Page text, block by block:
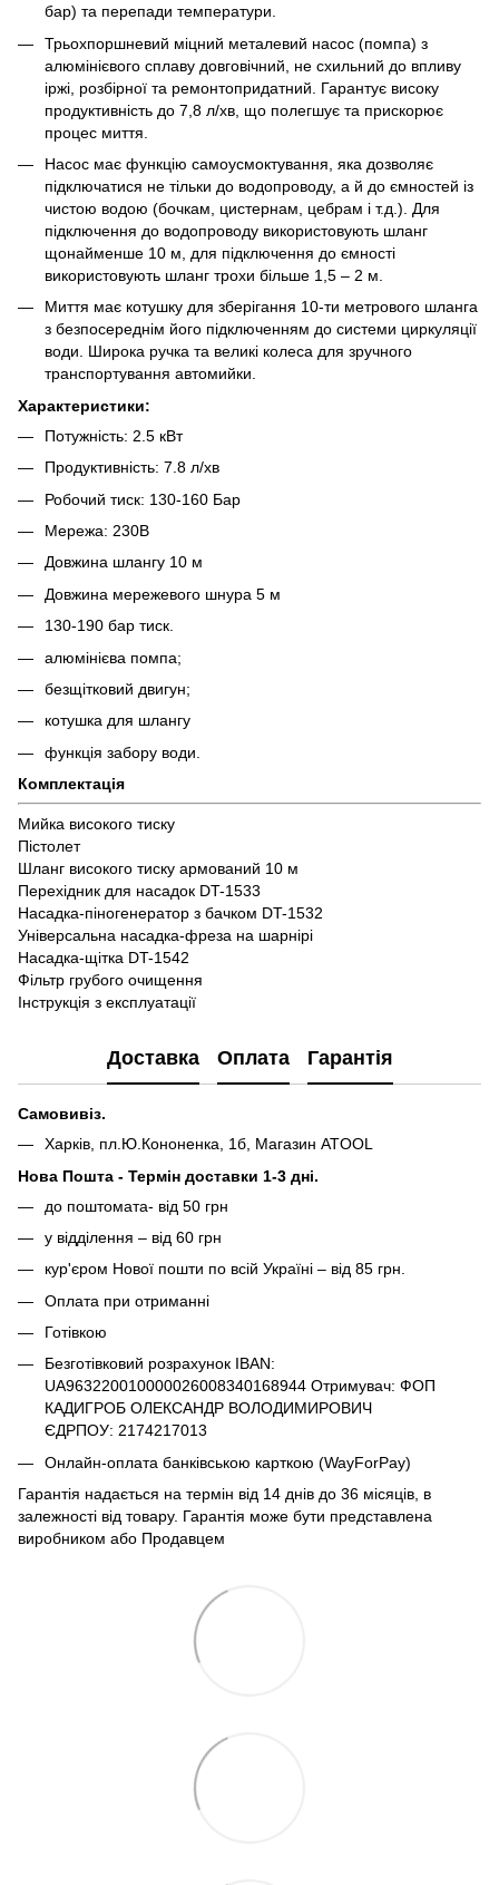
бар) та перепади температури.
Трьохпоршневий міцний металевий насос (помпа) з
алюмінієвого сплаву довговічний, не схильний до впливу
іржі, розбірної та ремонтопридатний. Гарантує високу
продуктивність до 7,8 л/хв, що полегшує та прискорює
процес миття.
Насос має функцію самоусмоктування, яка дозволяє
підключатися не тільки до водопроводу, а й до ємностей із
чистою водою (бочкам, цистернам, цебрам і т.д.). Для
підключення до водопроводу використовують шланг
щонайменше 10 м, для підключення до ємності
використовують шланг трохи більше 1,5 – 2 м.
Миття має котушку для зберігання 10-ти метрового шланга
з безпосереднім його підключенням до системи циркуляції
води. Широка ручка та великі колеса для зручного
транспортування автомийки.
Характеристики:
Потужність: 2.5 кВт
Продуктивність: 7.8 л/хв
Робочий тиск: 130-160 Бар
Мережа: 230В
Довжина шлангу 10 м
Довжина мережевого шнура 5 м
130-190 бар тиск.
алюмінієва помпа;
безщітковий двигун;
котушка для шлангу
функція забору води.
Комплектація
Мийка високого тиску
Пістолет
Шланг високого тиску армований 10 м
Перехідник для насадок DT-1533
Насадка-піногенератор з бачком DT-1532
Універсальна насадка-фреза на шарнірі
Насадка-щітка DT-1542
Фільтр грубого очищення
Інструкція з експлуатації
Доставка Оплата Гарантія
Самовивіз.
Харків, пл.Ю.Кононенка, 1б, Магазин ATOOL
Нова Пошта - Термін доставки 1-3 дні.
до поштомата- від 50 грн
у відділення – від 60 грн
кур'єром Нової пошти по всій Україні – від 85 грн.
Оплата при отриманні
Готівкою
Безготівковий розрахунок IBAN:
UA963220010000026008340168944 Отримувач: ФОП
КАДИГРОБ ОЛЕКСАНДР ВОЛОДИМИРОВИЧ
ЄДРПОУ: 2174217013
Онлайн-оплата банківською карткою (WayForPay)
Гарантія надається на термін від 14 днів до 36 місяців, в
залежності від товару. Гарантія може бути представлена ​​
виробником або Продавцем